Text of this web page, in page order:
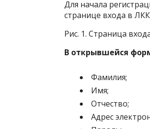
Для начала
странице входа в
Рис. 1. Страница
В открывшейся
Фамилия;
Имя;
Отчество;
Адрес